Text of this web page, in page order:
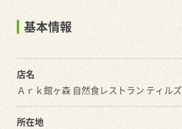
基本情報
店名
Ａｒｋ館ヶ森 自然食レストラン ティルズ
所在地